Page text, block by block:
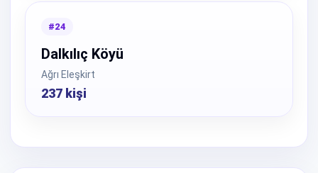
#24
Dalkılıç Köyü
Ağrı Eleşkirt
237 kişi